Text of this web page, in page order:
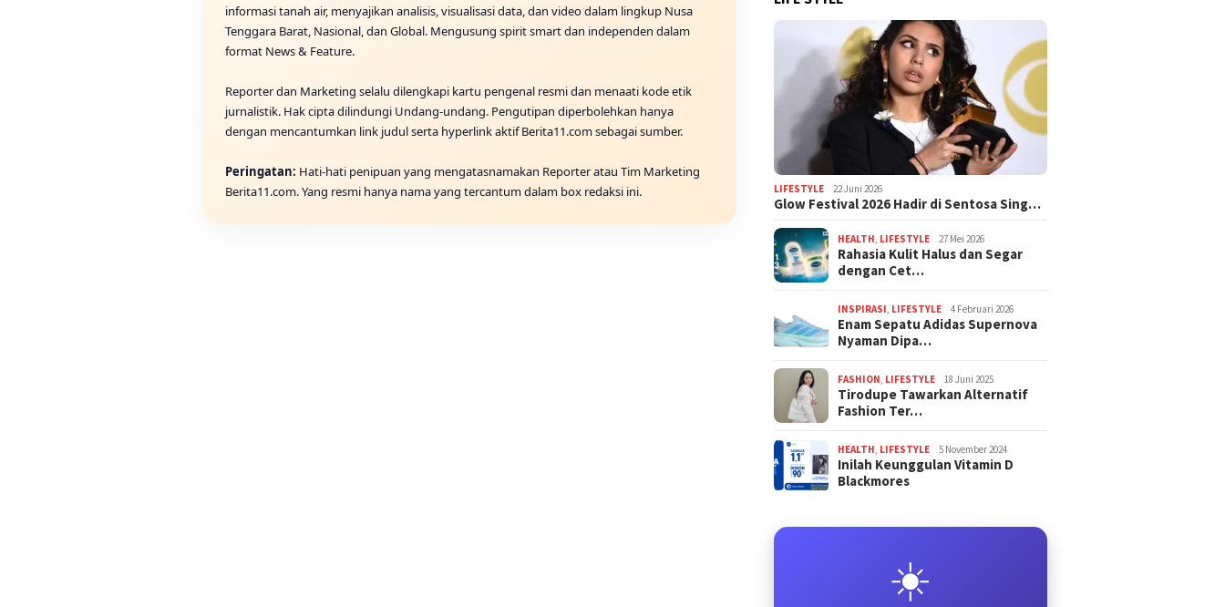
informasi tanah air, menyajikan analisis, visualisasi data, dan video dalam lingkup Nusa
Tenggara Barat, Nasional, dan Global. Mengusung spirit smart dan independen dalam
format News & Feature.
Reporter dan Marketing selalu dilengkapi kartu pengenal resmi dan menaati kode etik
jurnalistik. Hak cipta dilindungi Undang-undang. Pengutipan diperbolehkan hanya
dengan mencantumkan link judul serta hyperlink aktif Berita11.com sebagai sumber.
Peringatan: Hati-hati penipuan yang mengatasnamakan Reporter atau Tim Marketing
Berita11.com. Yang resmi hanya nama yang tercantum dalam box redaksi ini.
LIFESTYLE 22 Juni 2026
Glow Festival 2026 Hadir di Sentosa Sing…
HEALTH, LIFESTYLE 27 Mei 2026
Rahasia Kulit Halus dan Segar
dengan Cet…
INSPIRASI, LIFESTYLE 4 Februari 2026
Enam Sepatu Adidas Supernova
Nyaman Dipa…
FASHION, LIFESTYLE 18 Juni 2025
Tirodupe Tawarkan Alternatif
Fashion Ter…
HEALTH, LIFESTYLE 5 November 2024
Inilah Keunggulan Vitamin D
Blackmores
☀️